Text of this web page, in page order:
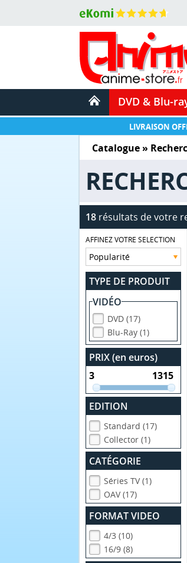
DVD & Blu-
LIVRAISON
Catalogue»
18résultats de votre
AFFINEZ VOTRE SELECTION
TYPE DE PRODUIT
VIDÉO
DVD (17)
Blu-Ray (1)
PRIX (en euros)
EDITION
Standard (17)
Collector (1)
CATÉGORIE
Séries TV (1)
OAV (17)
FORMAT VIDEO
4/3 (10)
16/9 (8)